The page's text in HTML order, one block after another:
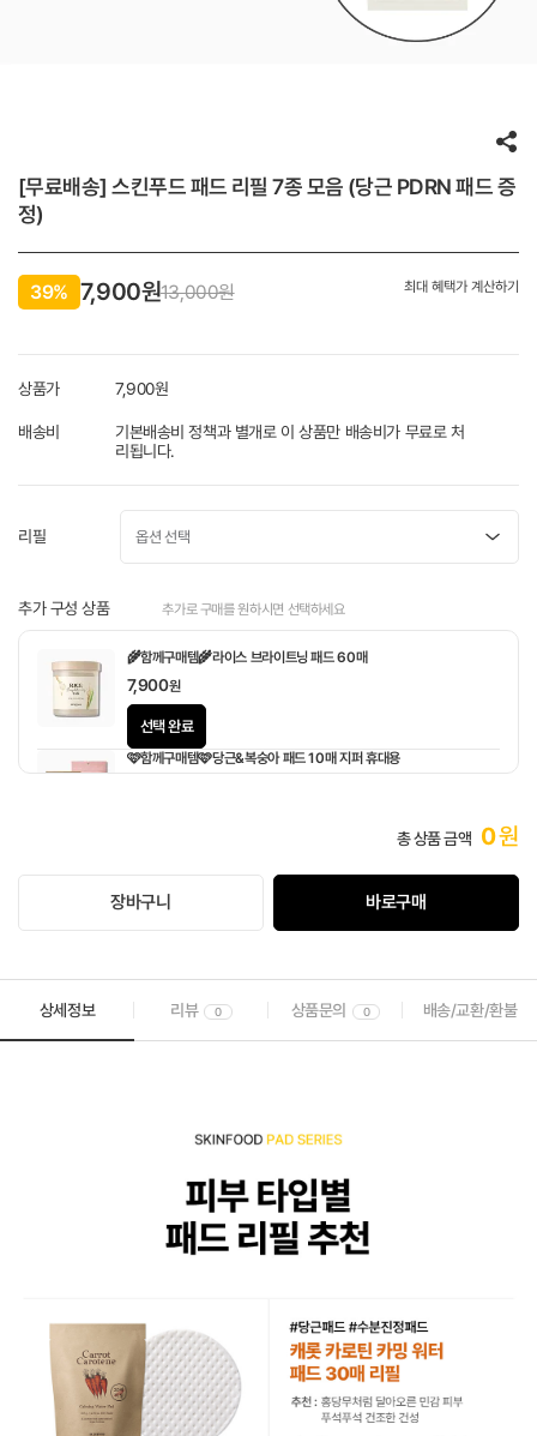
[무료배송] 스킨푸드 패드 리필 7종 모음 (당근 PDRN 패드 증
정)
최대 혜택가 계산하기
39% 7,900원13,000원
상품가 7,900원
배송비
기본배송비 정책과 별개로 이 상품만 배송비가 무료로 처
리됩니다.
리필
추가 구성 상품 추가로 구매를 원하시면 선택하세요
🌾함께구매템🌾라이스 브라이트닝 패드 60매
7,900원
선택 완료
🩷함께구매템🩷당근&복숭아 패드 10매 지퍼 휴대용
총 상품 금액 0원
장바구니 바로구매
상세정보 리뷰 0 상품문의 0 배송/교환/환불